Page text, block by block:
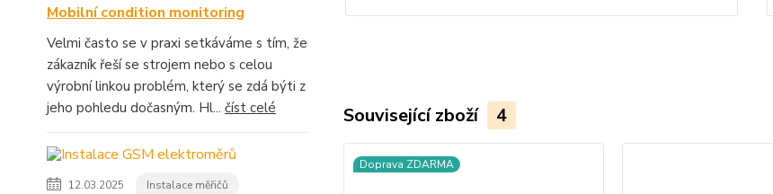
Mobilní condition monitoring
Velmi často se v praxi setkáváme s tím, že
zákazník řeší se strojem nebo s celou
výrobní linkou problém, který se zdá býti z
jeho pohledu dočasným. Hl... číst celé
12.03.2025 Instalace měřičů
Související zboží 4
Doprava ZDARMA